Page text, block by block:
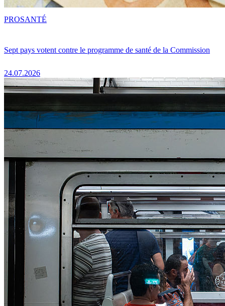
Sept pays votent contre le programme de santé de la Commission
24.07.2026
PROSANTÉ